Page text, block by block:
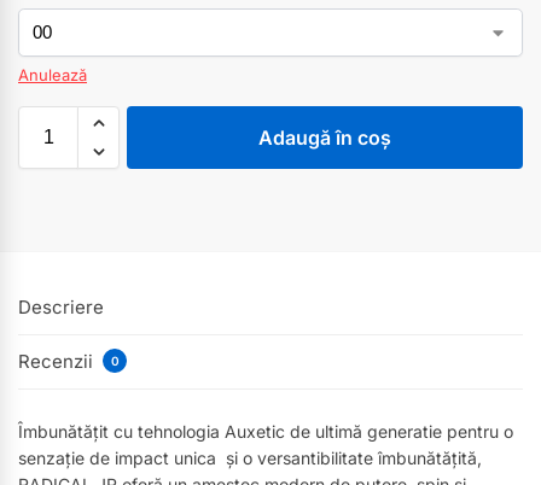
Anulează
Adaugă în coș
Descriere
Recenzii 0
Îmbunătățit cu tehnologia Auxetic de ultimă generatie pentru o
senzație de impact unica și o versantibilitate îmbunătățită,